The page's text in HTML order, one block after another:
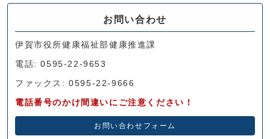
お問い合わせ
伊賀市役所健康福祉部健康推進課
電話: 0595-22-9653
ファックス: 0595-22-9666
電話番号のかけ間違いにご注意ください！
お問い合わせフォーム